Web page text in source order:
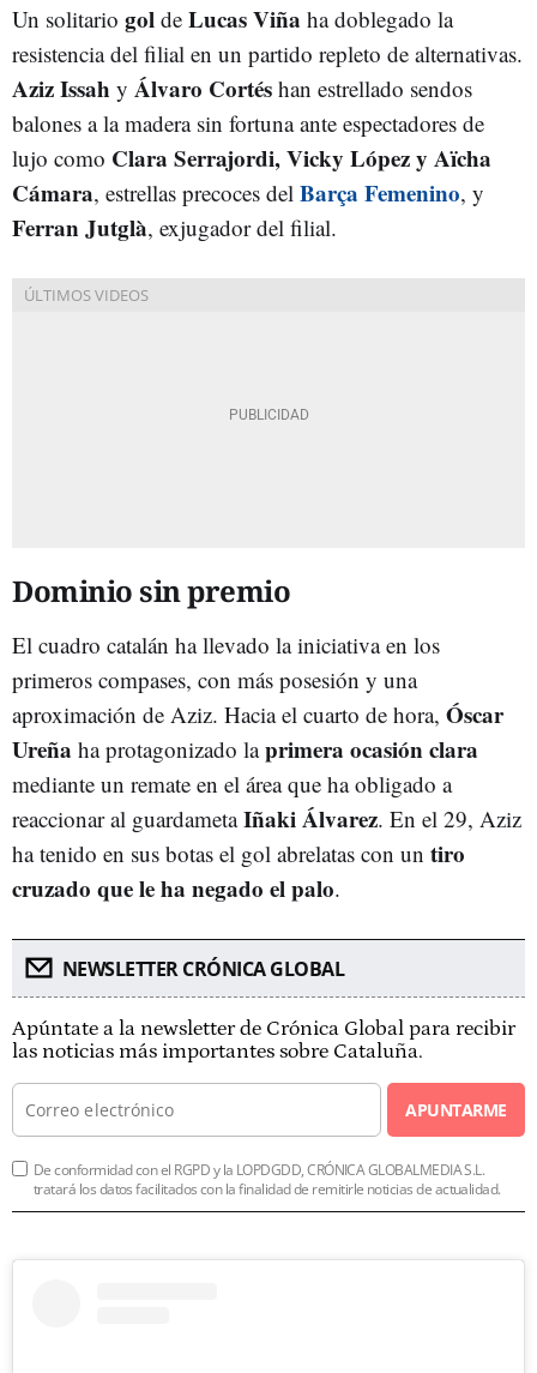
Un solitario gol de Lucas Viña ha doblegado la
resistencia del filial en un partido repleto de alternativas.
Aziz Issah y Álvaro Cortés han estrellado sendos
balones a la madera sin fortuna ante espectadores de
lujo como Clara Serrajordi, Vicky López y Aïcha
Cámara, estrellas precoces del Barça Femenino, y
Ferran Jutglà, exjugador del filial.
Dominio sin premio
El cuadro catalán ha llevado la iniciativa en los
primeros compases, con más posesión y una
aproximación de Aziz. Hacia el cuarto de hora, Óscar
Ureña ha protagonizado laprimera ocasión clara
mediante un remate en el área que ha obligado a
reaccionar al guardametaIñaki Álvarez. En el 29, Aziz
ha tenido en sus botas el gol abrelatas con un tiro
cruzado que le ha negado el palo.
NEWSLETTER CRÓNICA GLOBAL
Apúntate a la newsletter de Crónica Global para recibir
las noticias más importantes sobre Cataluña.
APUNTARME
De conformidad con el RGPD y la LOPDGDD, CRÓNICA GLOBALMEDIA S.L.
tratará los datos facilitados con la finalidad de remitirle noticias de actualidad.